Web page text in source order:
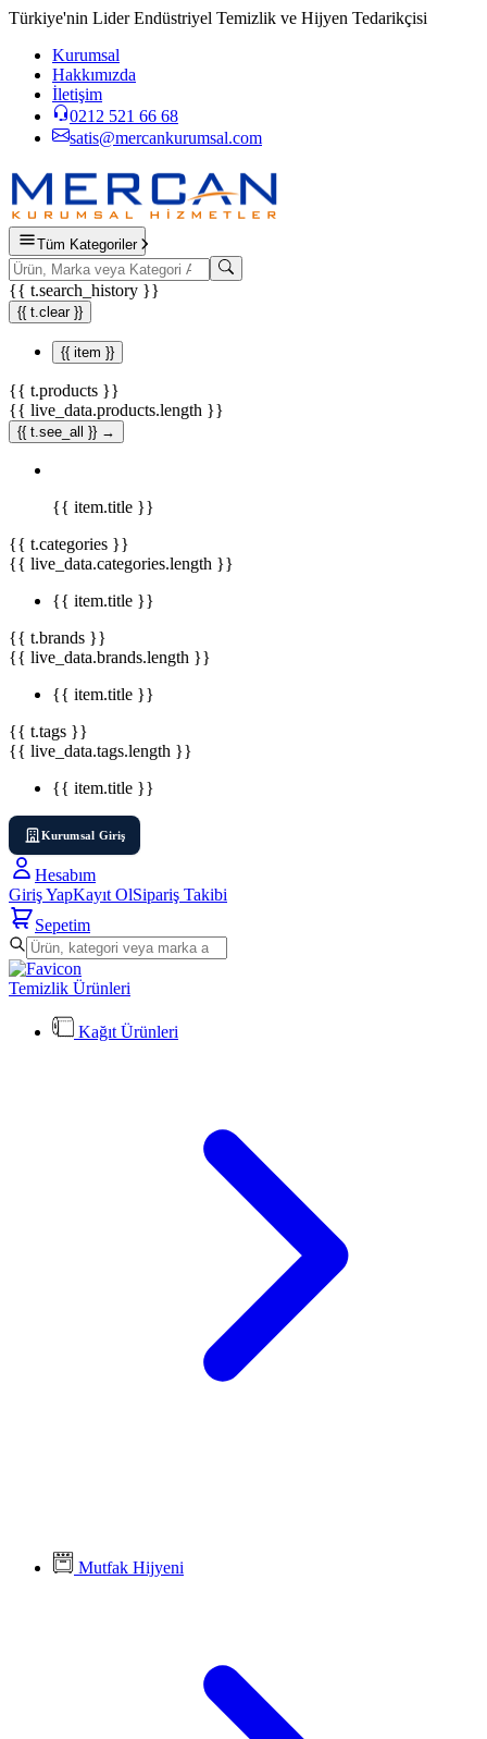
Türkiye'nin Lider Endüstriyel Temizlik ve Hijyen Tedarikçisi
Kurumsal
Hakkımızda
İletişim
0212 521 66 68
satis@mercankurumsal.com
Tüm Kategoriler
{{ t.search_history }}
{{ t.clear }}
{{ item }}
{{ t.products }}
{{ live_data.products.length }}
{{ t.see_all }} →
{{ item.title }}
{{ t.categories }}
{{ live_data.categories.length }}
{{ item.title }}
{{ t.brands }}
{{ live_data.brands.length }}
{{ item.title }}
{{ t.tags }}
{{ live_data.tags.length }}
{{ item.title }}
Kurumsal Giriş
Hesabım
Giriş YapKayıt OlSipariş Takibi
Sepetim
Temizlik Ürünleri
Kağıt Ürünleri
Mutfak Hijyeni